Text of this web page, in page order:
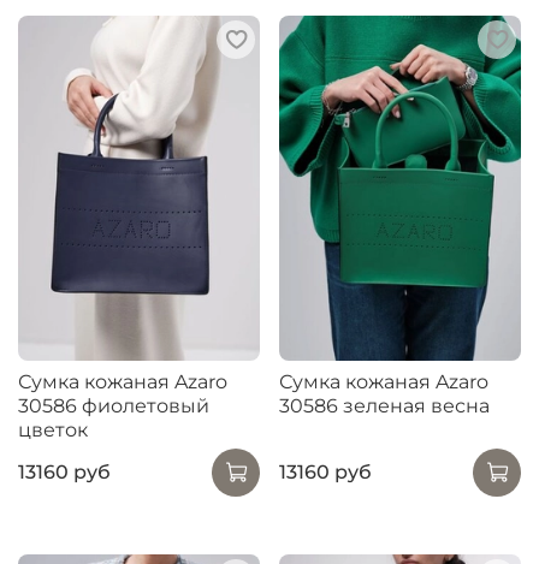
Сумка кожаная Azaro
30586 фиолетовый
цветок
13160 руб
Сумка кожаная Azaro
30586 зеленая весна
13160 руб